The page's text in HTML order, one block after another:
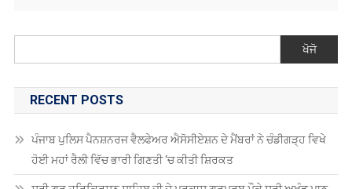
ਖੋਜੋ
RECENT POSTS
ਪੰਜਾਬ ਪੁਲਿਸ ਪੈਨਸ਼ਨਰਜ ਵੈਲਫੇਅਰ ਐਸੋਸੀਏਸ਼ਨ ਦੇ ਮੈਂਬਰਾਂ ਨੇ ਚੰਡੀਗੜ੍ਹ ਵਿਖੇ
ਹੋਈ ਮਹਾਂ ਰੈਲੀ ਵਿੱਚ ਭਾਰੀ ਗਿਣਤੀ ‘ਚ ਕੀਤੀ ਸ਼ਿਰਕਤ
ਸ੍ਰੀ ਗੁਰੂ ਹਰਿਕ੍ਰਿਸ਼ਨ ਸਾਹਿਬ ਜੀ ਦੇ ਪ੍ਰਕਾਸ਼ ਗੁਰਪੁਰਬ ਮੌਕੇ ਸ੍ਰੀ ਅਖੰਡ ਪਾਠ